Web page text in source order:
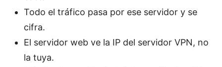
Todo el tráfico pasa por ese servidor y se
cifra.
El servidor web ve la IP del servidor VPN, no
la tuya.